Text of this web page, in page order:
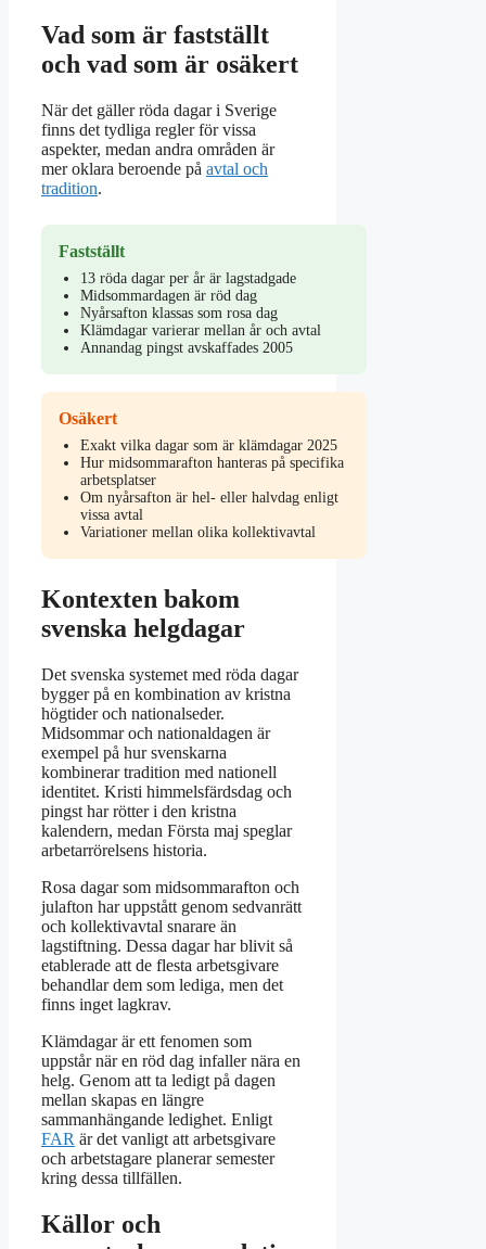
Vad som är fastställt
och vad som är osäkert
När det gäller röda dagar i Sverige
finns det tydliga regler för vissa
aspekter, medan andra områden är
mer oklara beroende på avtal och
tradition.
Fastställt
13 röda dagar per år är lagstadgade
Midsommardagen är röd dag
Nyårsafton klassas som rosa dag
Klämdagar varierar mellan år och avtal
Annandag pingst avskaffades 2005
Osäkert
Exakt vilka dagar som är klämdagar 2025
Hur midsommarafton hanteras på specifika
arbetsplatser
Om nyårsafton är hel- eller halvdag enligt
vissa avtal
Variationer mellan olika kollektivavtal
Kontexten bakom
svenska helgdagar
Det svenska systemet med röda dagar
bygger på en kombination av kristna
högtider och nationalseder.
Midsommar och nationaldagen är
exempel på hur svenskarna
kombinerar tradition med nationell
identitet. Kristi himmelsfärdsdag och
pingst har rötter i den kristna
kalendern, medan Första maj speglar
arbetarrörelsens historia.
Rosa dagar som midsommarafton och
julafton har uppstått genom sedvanrätt
och kollektivavtal snarare än
lagstiftning. Dessa dagar har blivit så
etablerade att de flesta arbetsgivare
behandlar dem som lediga, men det
finns inget lagkrav.
Klämdagar är ett fenomen som
uppstår när en röd dag infaller nära en
helg. Genom att ta ledigt på dagen
mellan skapas en längre
sammanhängande ledighet. Enligt
FAR är det vanligt att arbetsgivare
och arbetstagare planerar semester
kring dessa tillfällen.
Källor och